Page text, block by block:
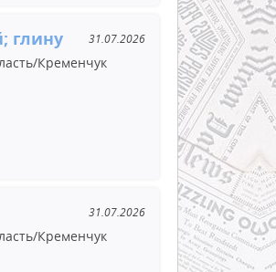
глину 31.07.2026
Кременчук
31.07.2026
Кременчук